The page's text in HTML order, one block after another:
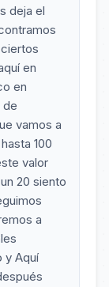
deja el
en
en
de
vamos a
100
valor
20 siento
a
y Aquí